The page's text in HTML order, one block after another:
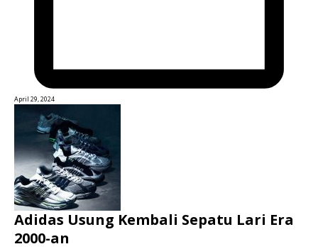
April 29, 2024
Adidas Usung Kembali Sepatu Lari Era
2000-an